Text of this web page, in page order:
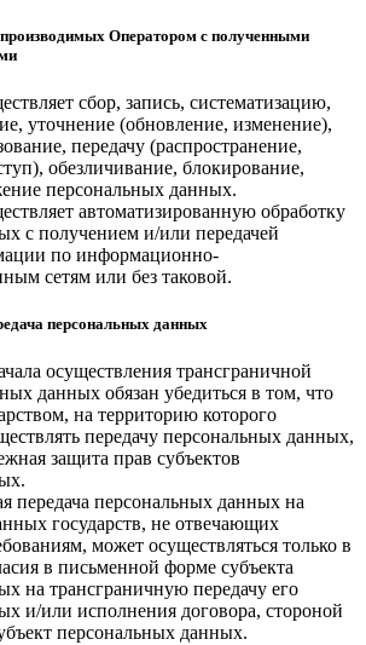
производимых Оператором с полученными
сбор, запись, систематизацию,
уточнение (обновление, изменение),
передачу (распространение,
обезличивание, блокирование,
персональных данных.
автоматизированную обработку
с получением и/или передачей
по информационно-
сетям или без таковой.
персональных данных
осуществления трансграничной
данных обязан убедиться в том, что
на территорию которого
передачу персональных данных,
защита прав субъектов
передача персональных данных на
государств, не отвечающих
может осуществляться только в
в письменной форме субъекта
на трансграничную передачу его
и/или исполнения договора, стороной
персональных данных.